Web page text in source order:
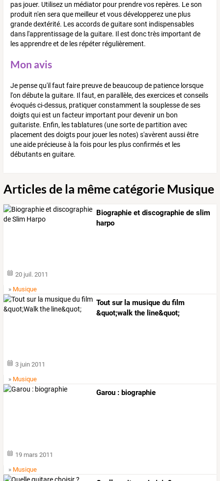
pas jouer. Utilisez un médiator pour prendre vos repères. Le son
produit n'en sera que meilleur et vous développerez une plus
grande dextérité. Les accords de guitare sont indispensables
dans l'apprentissage de la guitare. Il est donc très important de
les apprendre et de les répéter régulièrement.
Mon avis
Je pense qu'il faut faire preuve de beaucoup de patience lorsque
l'on débute la guitare. Il faut, en parallèle, des exercices et conseils
évoqués ci-dessus, pratiquer constamment la souplesse de ses
doigts qui est un facteur important pour devenir un bon
guitariste. Enfin, les tablatures (une sorte de partition avec
placement des doigts pour jouer les notes) s'avèrent aussi être
une aide précieuse à la fois pour les plus confirmés et les
débutants en guitare.
Articles de la même catégorie Musique
Biographie et discographie de slim
harpo
20 juil. 2011
» Musique
Tout sur la musique du film
&quot;walk the line&quot;
3 juin 2011
» Musique
Garou : biographie
19 mars 2011
» Musique